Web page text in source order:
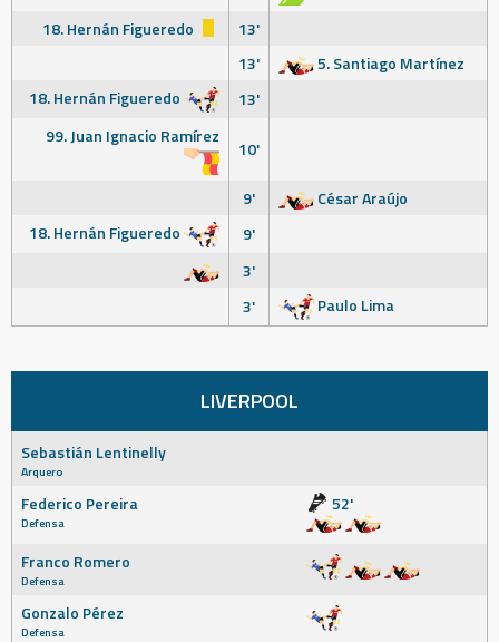
18. Hernán Figueredo
13'
13'
5. Santiago Martínez
18. Hernán Figueredo
13'
99. Juan Ignacio Ramírez
10'
9'
César Araújo
18. Hernán Figueredo
9'
3'
3'
Paulo Lima
LIVERPOOL
Sebastián Lentinelly
Arquero
Federico Pereira
Defensa
52'
Franco Romero
Defensa
Gonzalo Pérez
Defensa